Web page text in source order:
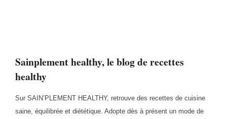
Sainplement healthy, le blog de recettes
healthy
Sur SAIN’PLEMENT HEALTHY, retrouve des recettes de cuisine
saine, équilibrée et diététique. Adopte dès à présent un mode de